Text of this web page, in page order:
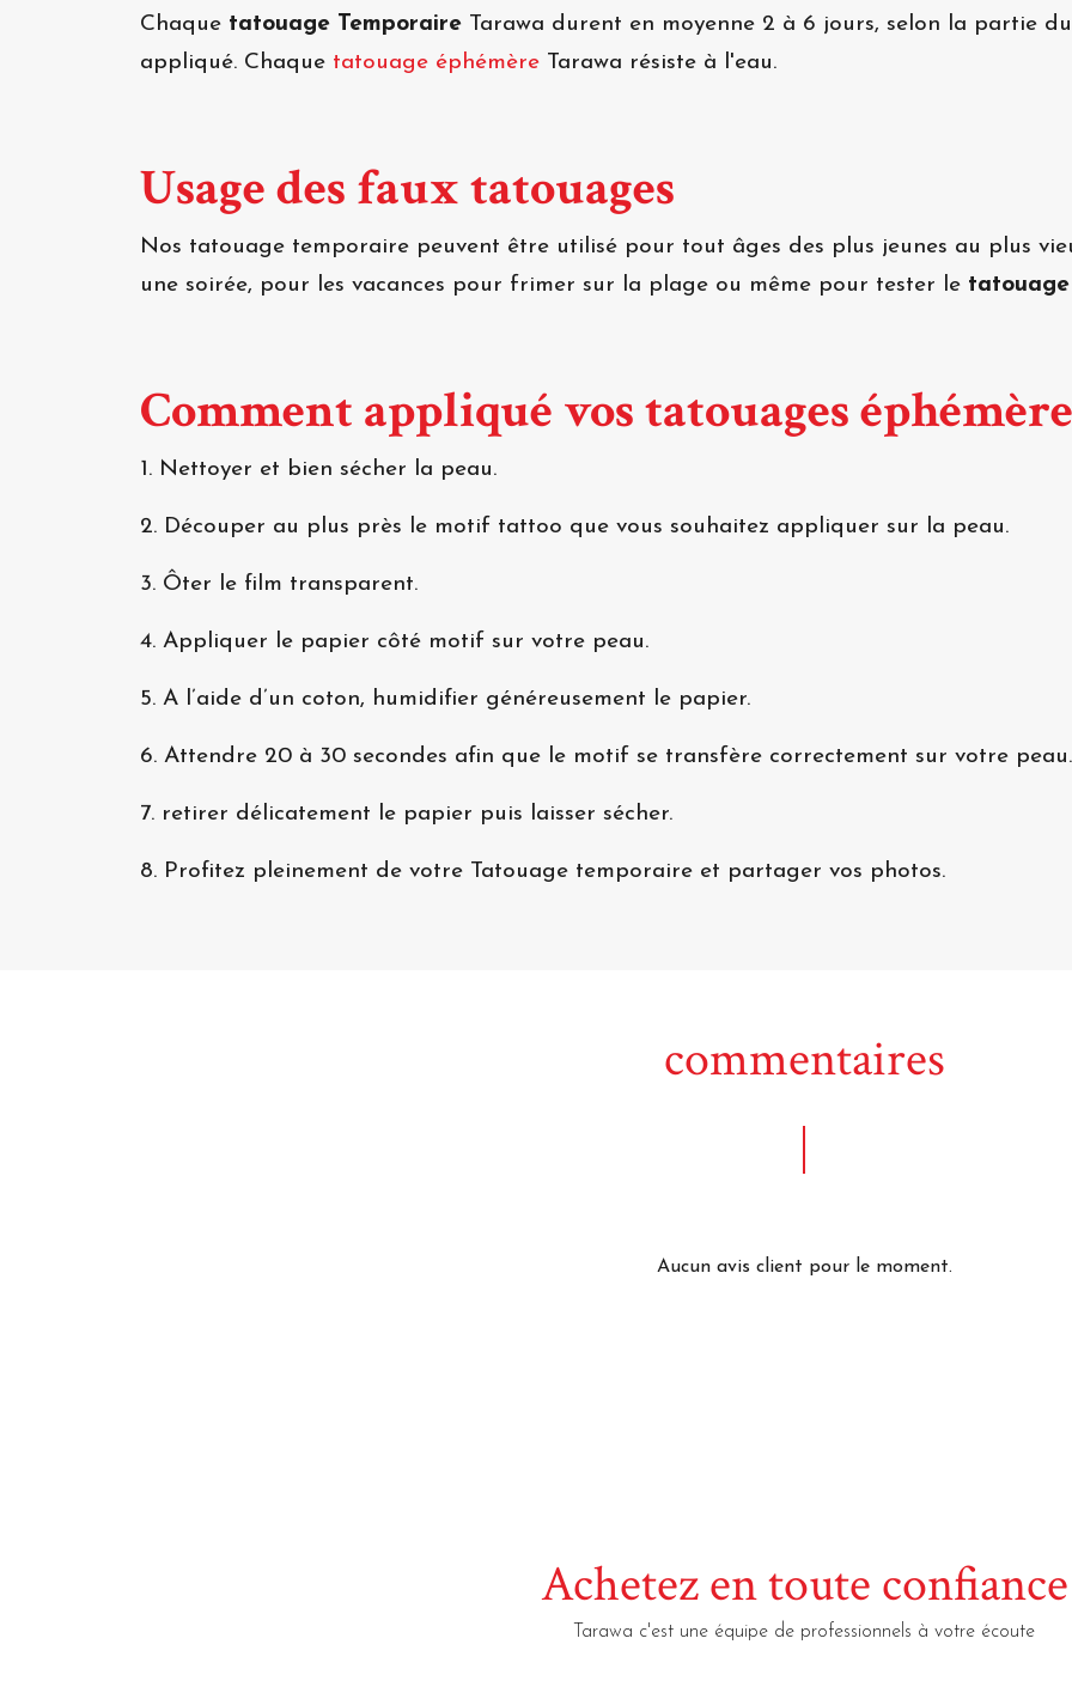
Chaque tatouage Temporaire Tarawa durent en moyenne 2 à 6 jours, selon la partie
appliqué. Chaque tatouage éphémère Tarawa résiste à l'eau.
Usage des faux tatouages
Nos tatouage temporaire peuvent être utilisé pour tout âges des plus jeunes au plus
une soirée, pour les vacances pour frimer sur la plage ou même pour tester le tatouage
Comment appliqué vos tatouages
1. Nettoyer et bien sécher la peau.
2. Découper au plus près le motif tattoo que vous souhaitez appliquer sur la peau.
3. Ôter le film transparent.
4. Appliquer le papier côté motif sur votre peau.
5. A l’aide d’un coton, humidifier généreusement le papier.
6. Attendre 20 à 30 secondes afin que le motif se transfère correctement sur votre
7. retirer délicatement le papier puis laisser sécher.
8. Profitez pleinement de votre Tatouage temporaire et partager vos photos.
commentaires
Aucun avis client pour le moment.
Achetez en toute confiance
Tarawa c'est une équipe de professionnels à votre écoute